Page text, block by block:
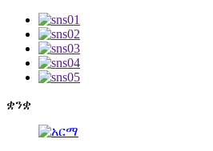
ቋንቋ